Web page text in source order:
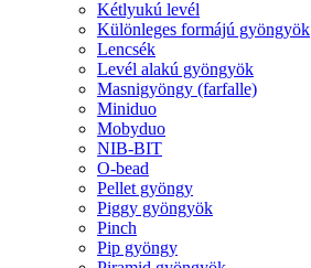
Kétlyukú levél
Különleges formájú gyöngyök
Lencsék
Levél alakú gyöngyök
Masnigyöngy (farfalle)
Miniduo
Mobyduo
NIB-BIT
O-bead
Pellet gyöngy
Piggy gyöngyök
Pinch
Pip gyöngy